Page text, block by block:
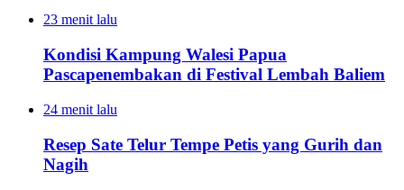
23 menit lalu
Kondisi Kampung Walesi Papua
Pascapenembakan di Festival Lembah Baliem
24 menit lalu
Resep Sate Telur Tempe Petis yang Gurih dan
Nagih